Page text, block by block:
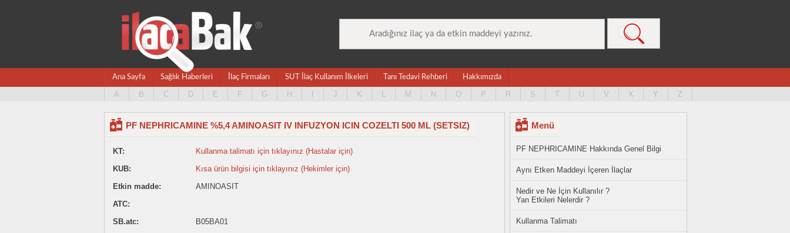
Ana Sayfa Sağlık Haberleri İlaç Firmaları SUT İlaç Kullanım İlkeleri Tanı Tedavi Rehberi Hakkımızda
A B C D E F G H J K L M N O P R S T U V X Y Z
PF NEPHRICAMINE %5,4 AMINOASIT IV INFUZYON ICIN COZELTI 500 ML (SETSIZ)
KT:
Kullanma talimatı için tıklayınız (Hastalar için)
KUB:
Kısa ürün bilgisi için tıklayınız (Hekimler için)
Etkin madde:
AMINOASIT
ATC:
SB.atc:
B05BA01
Menü
PF NEPHRICAMINE Hakkında Genel Bilgi
Aynı Etken Maddeyi İçeren İlaçlar
Nedir ve Ne İçin Kullanılır ?
Yan Etkileri Nelerdir ?
Kullanma Talimatı